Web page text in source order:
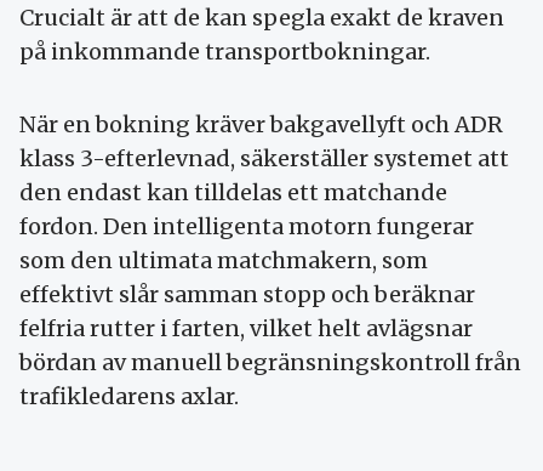
Crucialt är att de kan spegla exakt de kraven
på inkommande transportbokningar.
När en bokning kräver bakgavellyft och ADR
klass 3-efterlevnad, säkerställer systemet att
den endast kan tilldelas ett matchande
fordon. Den intelligenta motorn fungerar
som den ultimata matchmakern, som
effektivt slår samman stopp och beräknar
felfria rutter i farten, vilket helt avlägsnar
bördan av manuell begränsningskontroll från
trafikledarens axlar.